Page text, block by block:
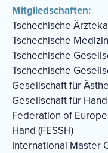
Mitgliedschaften:
Tschechische
Tschechische
Tschechische
Tschechische
Gesellschaft für
Gesellschaft für
Federation of
Hand (FESSH)
International Master